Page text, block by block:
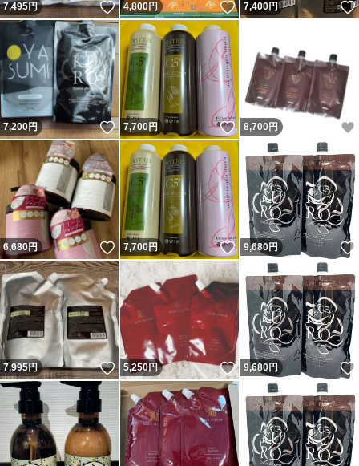
7,495円 いいね！
4,800円 いいね！
7,400円
7,200円 いいね！
7,700円 いいね！
8,700 円
6,680円 いいね！
7,700円 いいね！
9,680円
7,995円 いいね！
5,250円 いいね！
9,680円